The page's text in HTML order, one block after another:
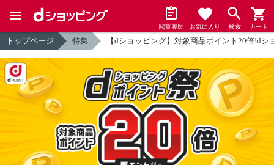
閲覧履歴 お気に入り 検索 カート
トップページ 特集 【dショッピング】対象商品ポイント20倍!d